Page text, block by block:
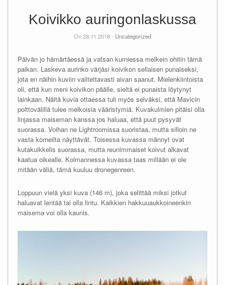
Koivikko auringonlaskussa
On 28.11.2018 - Uncategorized
Päivän jo hämärtäessä ja vatsan kurniessa melkein ohitin tämä
paikan. Laskeva aurinko värjäsi koivikon sellaisen punaiseksi,
jota en näihin kuviin valitettavasti aivan saanut. Mielenkiintoista
oli, että kun meni koivikon päälle, sieltä ei punaista löytynyt
lainkaan. Näitä kuvia ottaessa tuli myös selväksi, että Mavicin
polttovälillä tulee melkoisia vääristymiä. Kuvakulmien pitäisi olla
linjassa maiseman kanssa jos haluaa, että puut pysyvät
suorassa. Voihan ne Lightroomissa suoristaa, mutta silloin ne
vasta korneilta näyttävät. Toisessa kuvassa männyt ovat
kutakuikkelis suorassa, mutta reunimmaiset koivut alkavat
kaatua oikealle. Kolmannessa kuvassa taas millään ei ole
mitään väliä, tämä kuuluu dronegenreen.
Loppuun vielä yksi kuva (146 m), joka selittää miksi jotkut
haluavat lentää tai olla lintu. Kaikkien hakkuuaukkoineenkin
maisema voi olla kaunis.